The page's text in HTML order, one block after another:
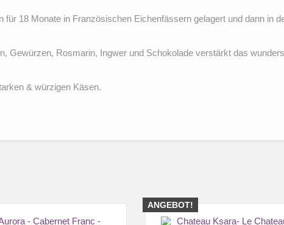
für 18 Monate in Französischen Eichenfässern gelagert und dann in
Gewürzen, Rosmarin, Ingwer und Schokolade verstärkt das
& würzigen Käsen.
ANGEBOT!